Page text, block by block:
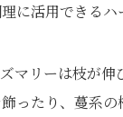
に活用できるハ
ズマリーは枝が
ったり、蔓系